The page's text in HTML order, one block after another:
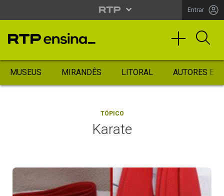
Entrar
MUSEUS MIRANDÊS LITORAL AUTORES
TÓPICO
Karate